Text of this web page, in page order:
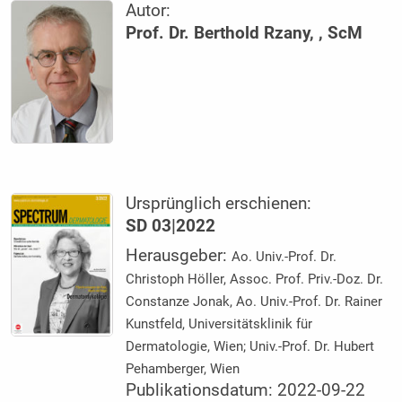
Autor:
Prof. Dr. Berthold Rzany, , ScM
Ursprünglich erschienen:
SD 03|2022
Herausgeber:Ao. Univ.-Prof. Dr.
Christoph Höller, Assoc. Prof. Priv.-Doz. Dr.
Constanze Jonak, Ao. Univ.-Prof. Dr. Rainer
Kunstfeld, Universitätsklinik für
Dermatologie, Wien; Univ.-Prof. Dr. Hubert
Pehamberger, Wien
Publikationsdatum: 2022-09-22